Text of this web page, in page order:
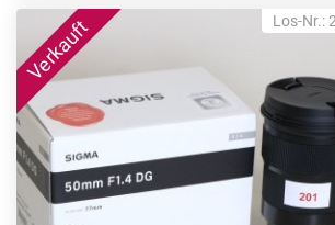
Los-Nr.: